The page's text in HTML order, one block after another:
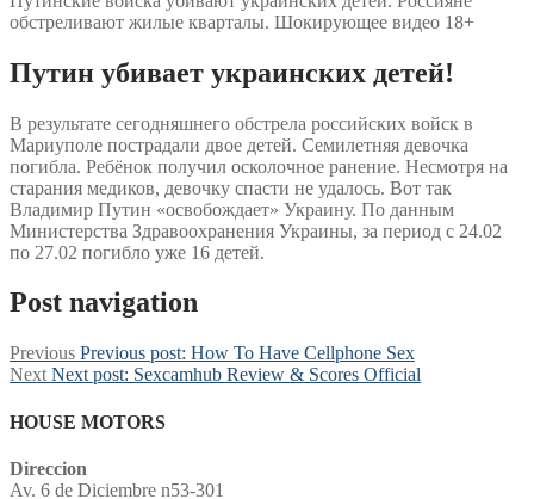
обстреливают жилые кварталы. Шокирующее видео 18+
Путин убивает украинских детей!
В результате сегодняшнего обстрела российских войск в
Мариуполе пострадали двое детей. Семилетняя девочка
погибла. Ребёнок получил осколочное ранение. Несмотря на
старания медиков, девочку спасти не удалось. Вот так
Владимир Путин «освобождает» Украину. По данным
Министерства Здравоохранения Украины, за период с 24.02
по 27.02 погибло уже 16 детей.
Post navigation
Previous Previous post: How To Have Cellphone Sex
Next Next post: Sexcamhub Review & Scores Official
HOUSE MOTORS
Direccion
Av. 6 de Diciembre n53-301